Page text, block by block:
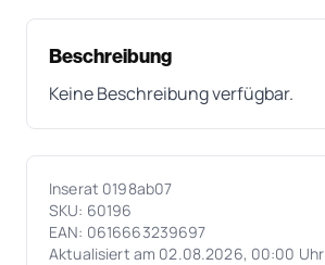
Beschreibung
Keine Beschreibung verfügbar.
Inserat 0198ab07
SKU: 60196
EAN: 0616663239697
Aktualisiert am 02.08.2026, 00:00 Uhr